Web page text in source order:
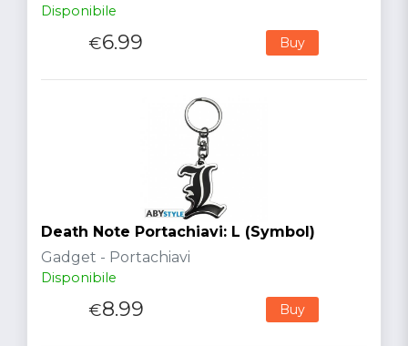
Disponibile
€6.99 Buy
Death Note Portachiavi: L (Symbol)
Gadget - Portachiavi
Disponibile
€8.99 Buy